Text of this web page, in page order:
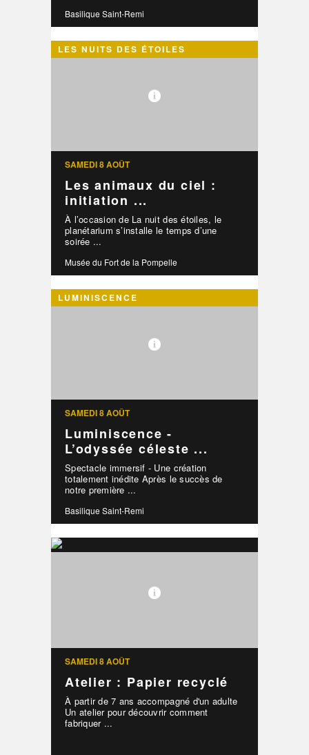
Basilique Saint-Remi
LES NUITS DES ÉTOILES
SAMEDI 8 AOÛT
Les animaux du ciel :
initiation ...
À l’occasion de La nuit des étoiles, le
planétarium s’installe le temps d’une
soirée ...
Musée du Fort de la Pompelle
LUMINISCENCE
SAMEDI 8 AOÛT
Luminiscence -
L’odyssée céleste ...
Spectacle immersif - Une création
totalement inédite Après le succès de
notre première ...
Basilique Saint-Remi
SAMEDI 8 AOÛT
Atelier : Papier recyclé
À partir de 7 ans accompagné d'un adulte
Un atelier pour découvrir comment
fabriquer ...